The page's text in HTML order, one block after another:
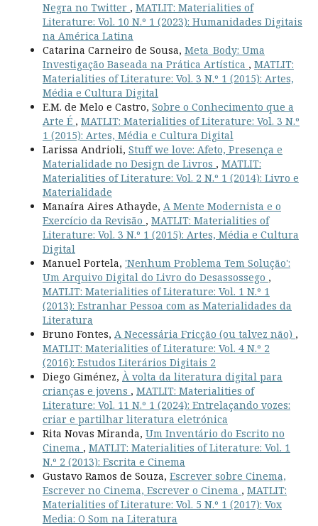
Negra no Twitter , MATLIT: Materialities of
Literature: Vol. 10 N.º 1 (2023): Humanidades Digitais
na América Latina
Catarina Carneiro de Sousa, Meta_Body: Uma
Investigação Baseada na Prática Artística , MATLIT:
Materialities of Literature: Vol. 3 N.º 1 (2015): Artes,
Média e Cultura Digital
E.M. de Melo e Castro, Sobre o Conhecimento que a
Arte É , MATLIT: Materialities of Literature: Vol. 3 N.º
1 (2015): Artes, Média e Cultura Digital
Larissa Andrioli, Stuff we love: Afeto, Presença e
Materialidade no Design de Livros , MATLIT:
Materialities of Literature: Vol. 2 N.º 1 (2014): Livro e
Materialidade
Manaíra Aires Athayde, A Mente Modernista e o
Exercício da Revisão , MATLIT: Materialities of
Literature: Vol. 3 N.º 1 (2015): Artes, Média e Cultura
Digital
Manuel Portela, 'Nenhum Problema Tem Solução':
Um Arquivo Digital do Livro do Desassossego ,
MATLIT: Materialities of Literature: Vol. 1 N.º 1
(2013): Estranhar Pessoa com as Materialidades da
Literatura
Bruno Fontes, A Necessária Fricção (ou talvez não) ,
MATLIT: Materialities of Literature: Vol. 4 N.º 2
(2016): Estudos Literários Digitais 2
Diego Giménez, À volta da literatura digital para
crianças e jovens , MATLIT: Materialities of
Literature: Vol. 11 N.º 1 (2024): Entrelaçando vozes:
criar e partilhar literatura eletrónica
Rita Novas Miranda, Um Inventário do Escrito no
Cinema , MATLIT: Materialities of Literature: Vol. 1
N.º 2 (2013): Escrita e Cinema
Gustavo Ramos de Souza, Escrever sobre Cinema,
Escrever no Cinema, Escrever o Cinema , MATLIT:
Materialities of Literature: Vol. 5 N.º 1 (2017): Vox
Media: O Som na Literatura